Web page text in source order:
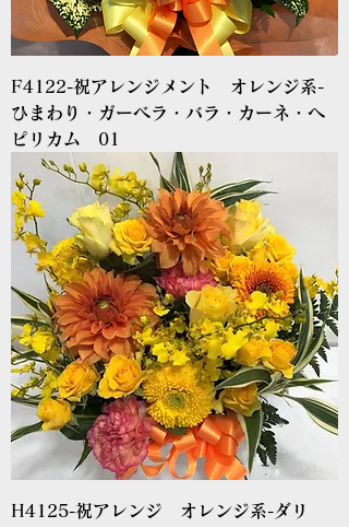
F4122-祝アレンジメント オレンジ系-
ひまわり・ガーベラ・バラ・カーネ・ヘ
ピリカム 01
H4125-祝アレンジ オレンジ系-ダリ